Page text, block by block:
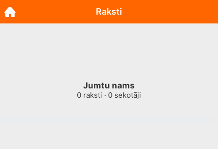
Jumtu nams
0 raksti · 0 sekotāji
Raksti